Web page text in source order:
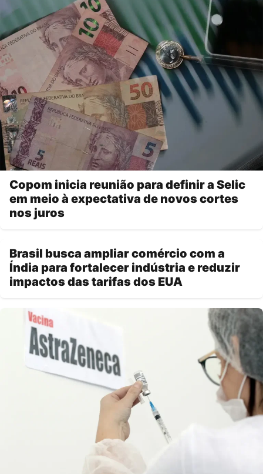
Copom inicia reunião para definir a Selic
em meio à expectativa de novos cortes
nos juros
Brasil busca ampliar comércio com a
Índia para fortalecer indústria e reduzir
impactos das tarifas dos EUA